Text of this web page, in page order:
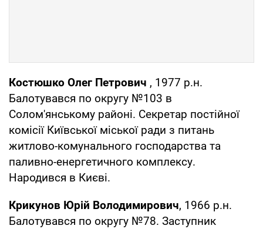
Костюшко Олег Петрович , 1977 р.н.
Балотувався по округу №103 в
Солом'янському районі. Секретар постійної
комісії Київської міської ради з питань
житлово-комунального господарства та
паливно-енергетичного комплексу.
Народився в Києві.
Крикунов Юрій Володимирович, 1966 р.н.
Балотувався по округу №78. Заступник